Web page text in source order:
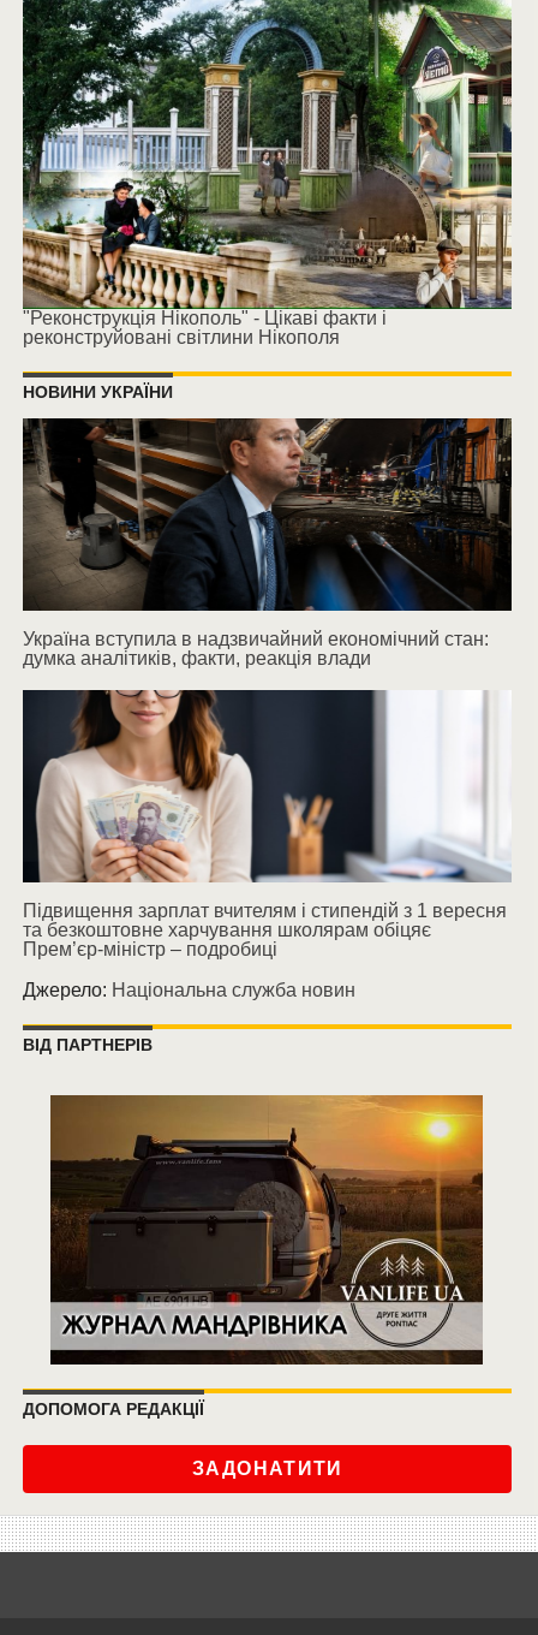
"Реконструкція Нікополь" - Цікаві факти і
реконструйовані світлини Нікополя
НОВИНИ УКРАЇНИ
Україна вступила в надзвичайний економічний стан:
думка аналітиків, факти, реакція влади
Підвищення зарплат вчителям і стипендій з 1 вересня
та безкоштовне харчування школярам обіцяє
Прем’єр-міністр – подробиці
Джерело: Національна служба новин
ВІД ПАРТНЕРІВ
ДОПОМОГА РЕДАКЦІЇ
ЗАДОНАТИТИ